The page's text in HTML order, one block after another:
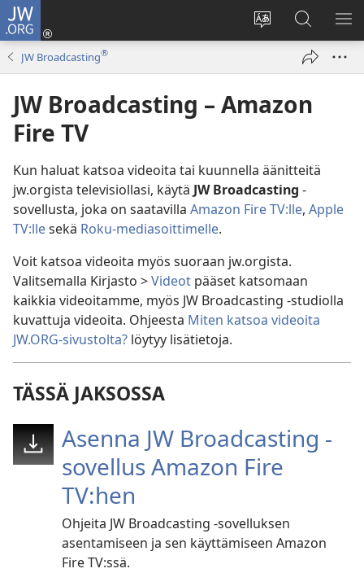
JW.ORG
Vaihda
sivuston
Kirjaudu
(avaa
Hae
JW.ORG-
sivustolta
JW Broadcasting®
JW Broadcasting – Amazon
Fire TV
Kun haluat katsoa videoita tai kuunnella äänitteitä
jw.orgista televisiollasi, käytä JW Broadcasting -
sovellusta, joka on saatavilla Amazon Fire TV:lle, Apple
TV:llesekä Roku-mediasoittimelle.
Voit katsoa videoita myös suoraan jw.orgista.
Valitsemalla Kirjasto >Videot pääset katsomaan
kaikkia videoitamme, myös JW Broadcasting -studiolla
kuvattuja videoita. Ohjeesta Miten katsoa videoita
JW.ORG-sivustolta? löytyy lisätietoja.
TÄSSÄ JAKSOSSA
Asenna JW Broadcasting -
sovellus Amazon Fire
TV:hen
Ohjeita JW Broadcasting -sovelluksen
asentamiseen ja sen käyttämiseen Amazon
Fire TV:ssä.